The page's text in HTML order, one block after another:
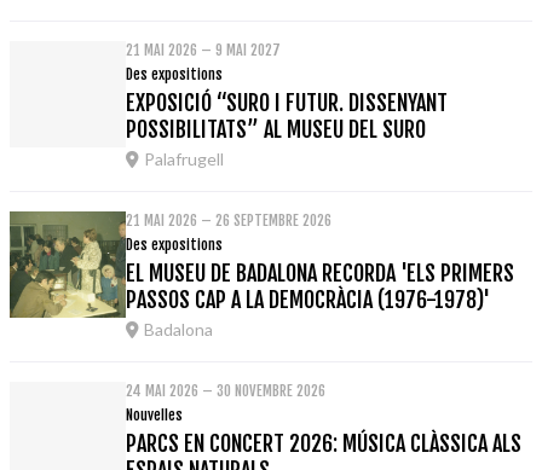
21 MAI 2026 – 9 MAI 2027
Des expositions
EXPOSICIÓ “SURO I FUTUR. DISSENYANT
POSSIBILITATS” AL MUSEU DEL SURO
Palafrugell
21 MAI 2026 – 26 SEPTEMBRE 2026
Des expositions
EL MUSEU DE BADALONA RECORDA 'ELS PRIMERS
PASSOS CAP A LA DEMOCRÀCIA (1976-1978)'
Badalona
24 MAI 2026 – 30 NOVEMBRE 2026
Nouvelles
PARCS EN CONCERT 2026: MÚSICA CLÀSSICA ALS